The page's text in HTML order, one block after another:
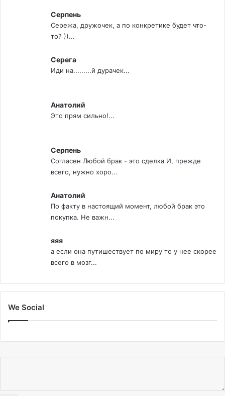
Серпень
Сережа, дружочек, а по конкретике будет что-
то? ))...
Серега
Иди на.........й дурачек...
Анатолий
Это прям сильно!...
Серпень
Согласен Любой брак - это сделка И, прежде
всего, нужно хоро...
Анатолий
По факту в настоящий момент, любой брак это
покупка. Не важн...
яяя
а если она путишествует по миру то у нее скорее
всего в мозг...
We Social